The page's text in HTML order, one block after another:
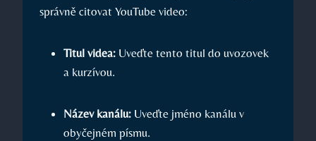
správně citovat YouTube video:
Titul videa: Uveďte tento titul do uvozovek
a kurzívou.
Název kanálu: Uveďte jméno kanálu v
obyčejném písmu.